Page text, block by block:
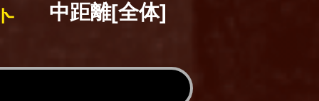
中距離[全体]